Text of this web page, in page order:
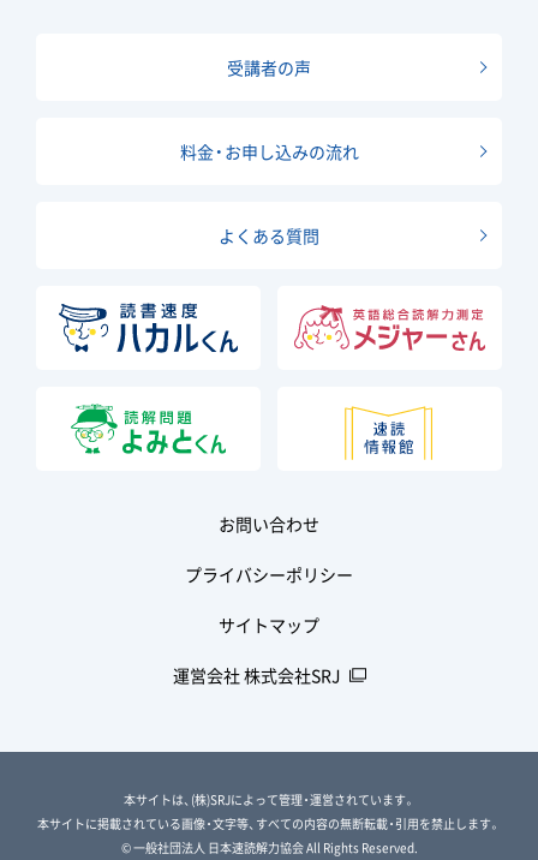
受講者の声
料金・お申し込みの流れ
よくある質問
お問い合わせ
プライバシーポリシー
サイトマップ
運営会社 株式会社SRJ
本サイトは、(株)SRJによって管理・運営されています。
本サイトに掲載されている画像・文字等、すべての内容の無断転載・引用を禁止します。
© 一般社団法人 日本速読解力協会 All Rights Reserved.